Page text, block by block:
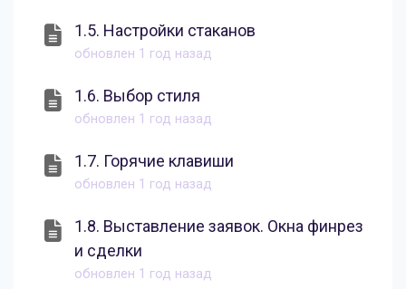
1.5. Настройки стаканов
обновлен 1 год назад
1.6. Выбор стиля
обновлен 1 год назад
1.7. Горячие клавиши
обновлен 1 год назад
1.8. Выставление заявок. Окна финрез
и сделки
обновлен 1 год назад